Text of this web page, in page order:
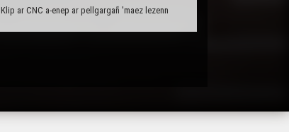
Klip ar CNC a-enep ar pellgargañ 'maez lezenn